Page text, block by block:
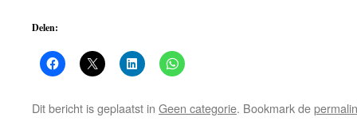
Delen:
Dit bericht is geplaatst in Geen categorie. Bookmark de